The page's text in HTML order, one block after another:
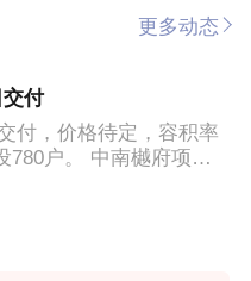
更多动态
付
付，价格待定，容积率
780户。 中南樾府项目